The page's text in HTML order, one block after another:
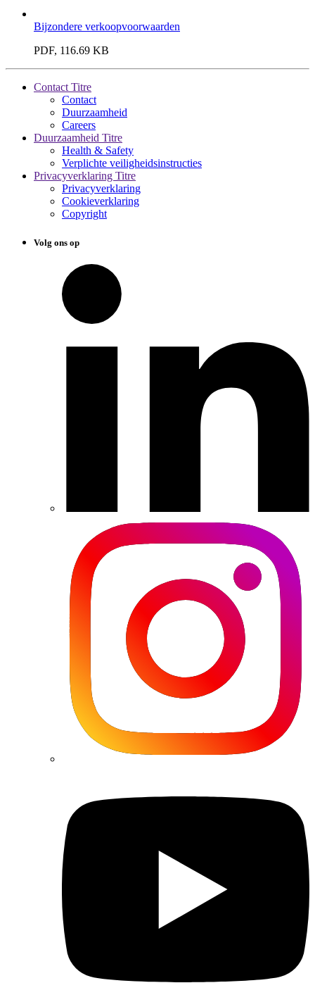
Bijzondere verkoopvoorwaarden
PDF, 116.69 KB
Contact Titre
Contact
Duurzaamheid
Careers
Duurzaamheid Titre
Health & Safety
Verplichte veiligheidsinstructies
Privacyverklaring Titre
Privacyverklaring
Cookieverklaring
Copyright
Volg ons op